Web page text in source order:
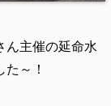
ん主催の延命水
～！